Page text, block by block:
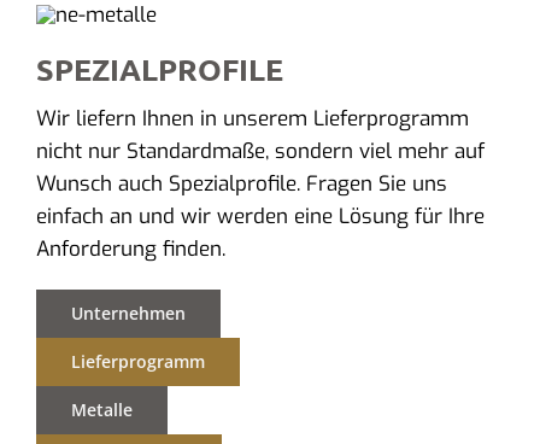
SPEZIALPROFILE
Wir liefern Ihnen in unserem Lieferprogramm
nicht nur Standardmaße, sondern viel mehr auf
Wunsch auch Spezialprofile. Fragen Sie uns
einfach an und wir werden eine Lösung für Ihre
Anforderung finden.
Unternehmen
Lieferprogramm
Metalle